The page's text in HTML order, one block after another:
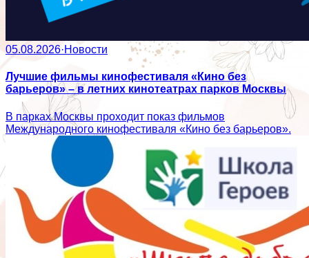
05.08.2026·Новости
Лучшие фильмы кинофестиваля «Кино без
барьеров» – в летних кинотеатрах парков Москвы
В парках Москвы проходит показ фильмов
Международного кинофестиваля «Кино без барьеров».